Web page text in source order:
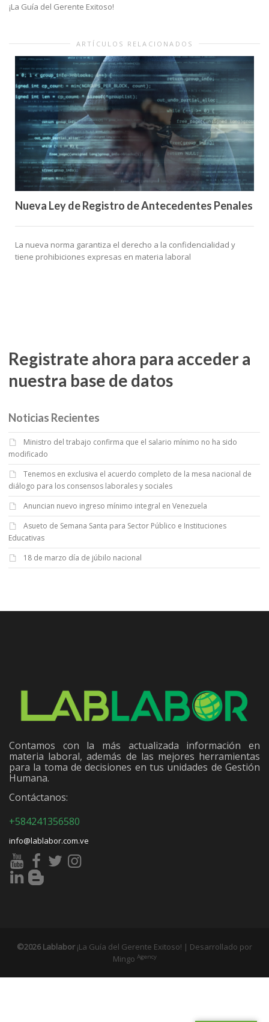
¡La Guía del Gerente Exitoso!
ARTÍCULOS RELACIONADOS
Nueva Ley de Registro de Antecedentes Penales
La nueva norma garantiza el derecho a la confidencialidad y
tiene prohibiciones expresas en materia laboral
Registrate ahora para acceder a
nuestra base de datos
Noticias Recientes
Ministro del trabajo confirma que el salario mínimo no ha sido
modificado
Tenemos en exclusiva el acuerdo completo de la mesa nacional de
diálogo para los consensos laborales y sociales
Anuncian nuevo ingreso mínimo integral en Venezuela
Asueto de Semana Santa para Sector Público e Instituciones
Educativas
18 de marzo día de júbilo nacional
Contamos con la más actualizada información en
materia laboral, además de las mejores herramientas
para la toma de decisiones en tus unidades de Gestión
Humana.
Contáctanos:
+584241356580
info@lablabor.com.ve
©2026 Lablabor ¡La Guía del Gerente Exitoso! | Desarrollado por
Mingo Agency